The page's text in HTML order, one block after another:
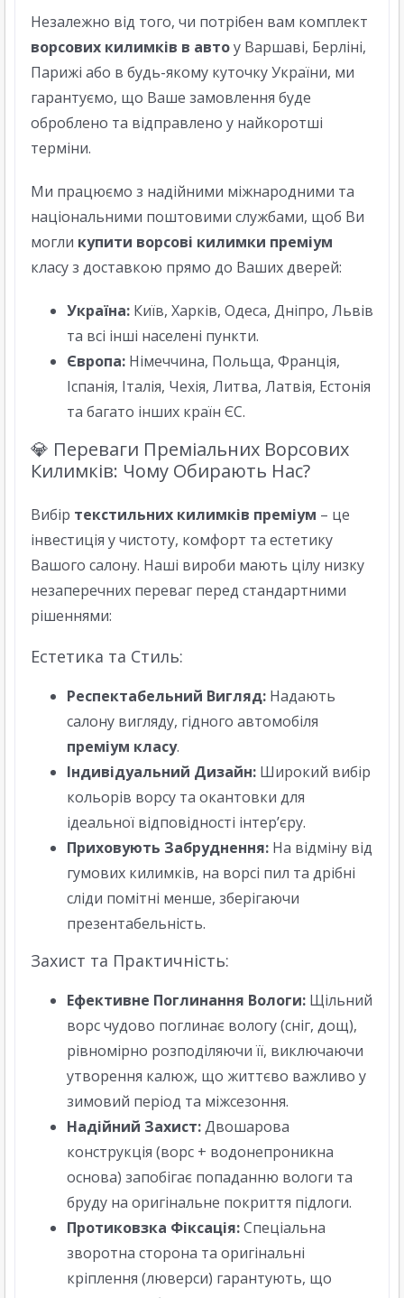
Незалежно від того, чи потрібен вам комплект
ворсових килимків в автоу Варшаві, Берліні,
Парижі або в будь-якому куточку України, ми
гарантуємо, що Ваше замовлення буде
оброблено та відправлено у найкоротші
терміни.
Ми працюємо з надійними міжнародними та
національними поштовими службами, щоб Ви
могли купити ворсові килимки преміум
класу з доставкою прямо до Ваших дверей:
Україна:Київ, Харків, Одеса, Дніпро, Львів
та всі інші населені пункти.
Європа:Німеччина, Польща, Франція,
Іспанія, Італія, Чехія, Литва, Латвія, Естонія
та багато інших країн ЄС.
💎 Переваги Преміальних Ворсових
Килимків: Чому Обирають Нас?
Вибір текстильних килимків преміум – це
інвестиція у чистоту, комфорт та естетику
Вашого салону. Наші вироби мають цілу низку
незаперечних переваг перед стандартними
рішеннями:
Естетика та Стиль:
Респектабельний Вигляд:Надають
салону вигляду, гідного автомобіля
преміум класу.
Індивідуальний Дизайн:Широкий вибір
кольорів ворсу та окантовки для
ідеальної відповідності інтер’єру.
Приховують Забруднення:На відміну від
гумових килимків, на ворсі пил та дрібні
сліди помітні менше, зберігаючи
презентабельність.
Захист та Практичність:
Ефективне Поглинання Вологи:Щільний
ворс чудово поглинає вологу (сніг, дощ),
рівномірно розподіляючи її, виключаючи
утворення калюж, що життєво важливо у
зимовий період та міжсезоння.
Надійний Захист:Двошарова
конструкція (ворс + водонепроникна
основа) запобігає попаданню вологи та
бруду на оригінальне покриття підлоги.
Протиковзка Фіксація:Спеціальна
зворотна сторона та оригінальні
кріплення (люверси) гарантують, що